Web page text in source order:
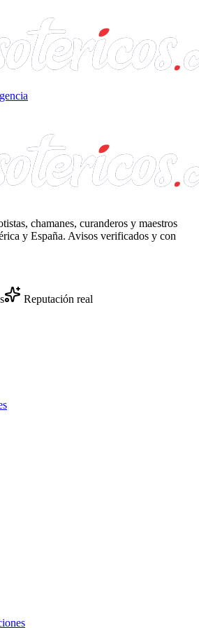
chamanes, curanderos y maestros
y España. Avisos verificados y con
Reputación real